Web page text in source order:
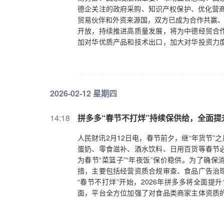
德企关注的政府采购、知识产权保护、优化
贸易伙伴和外资来源国，双方已成为合作共赢
开放，持续推进高质量发展，将为中德经贸
加对华优质产品和技术出口，加大对华投资
2026-02-12 星期四
14:18 拼多多“春节不打烊”持续保供给，全面
人民财讯2月12日电，春节前夕，继“年货节”
蛋奶、零食滋补、酒水饮料、日用百货等春
为春节“菜篮子”“年夜饭”保价稳供。为了确
措，主要包括经营资质合规审查、食品广告
“春节不打烊”开始，2026年拼多多将全面提
面，平台全方位加强了对食品类商家主体资